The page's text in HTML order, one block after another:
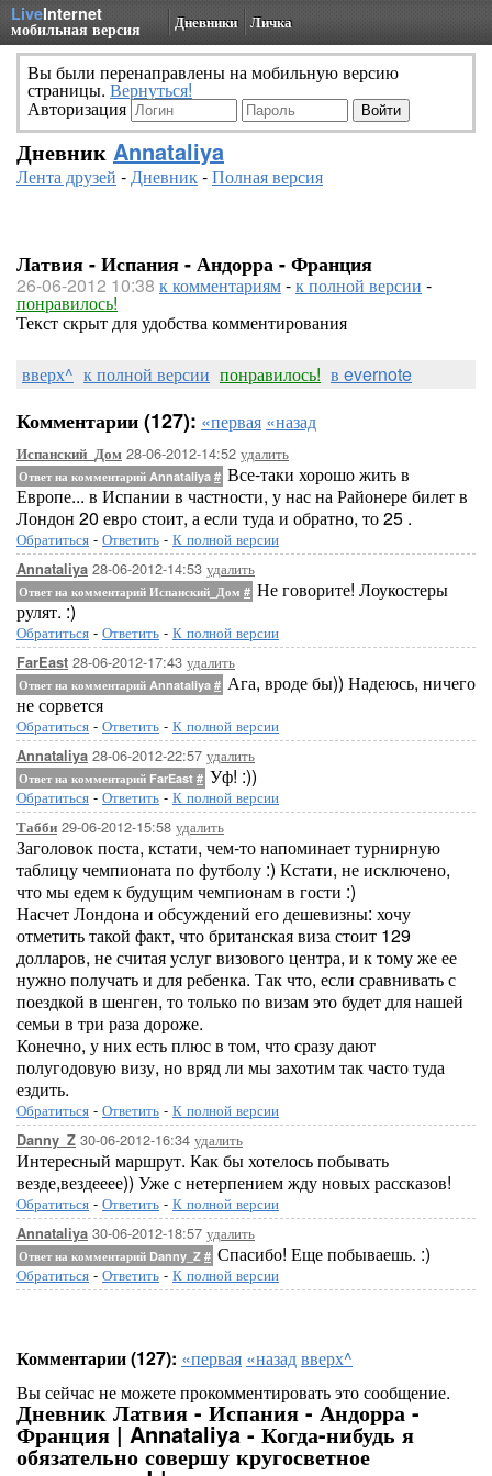
LiveInternet
мобильная версия Дневники Личка
Вы были перенаправлены на мобильную версию
страницы. Вернуться!
Авторизация
Дневник Annataliya
Лента друзей -Дневник-Полная версия
Латвия - Испания - Андорра - Франция
26-06-2012 10:38 к комментариям-к полной версии -
понравилось!
Текст скрыт для удобства комментирования
вверх^ к полной версии понравилось! в evernote
Комментарии (127): «первая «назад
Испанский_Дом 28-06-2012-14:52 удалить
Ответ на комментарий Annataliya # Все-таки хорошо жить в
Европе... в Испании в частности, у нас на Районере билет в
Лондон 20 евро стоит, а если туда и обратно, то 25 .
Обратиться - Ответить - К полной версии
Annataliya 28-06-2012-14:53 удалить
Ответ на комментарий Испанский_Дом # Не говорите! Лоукостеры
рулят. :)
Обратиться - Ответить - К полной версии
FarEast 28-06-2012-17:43 удалить
Ответ на комментарий Annataliya # Ага, вроде бы)) Надеюсь, ничего
не сорвется
Обратиться - Ответить - К полной версии
Annataliya 28-06-2012-22:57 удалить
Ответ на комментарий FarEast # Уф! :))
Обратиться - Ответить - К полной версии
Табби 29-06-2012-15:58 удалить
Заголовок поста, кстати, чем-то напоминает турнирную
таблицу чемпионата по футболу :) Кстати, не исключено,
что мы едем к будущим чемпионам в гости :)
Насчет Лондона и обсуждений его дешевизны: хочу
отметить такой факт, что британская виза стоит 129
долларов, не считая услуг визового центра, и к тому же ее
нужно получать и для ребенка. Так что, если сравнивать с
поездкой в шенген, то только по визам это будет для нашей
семьи в три раза дороже.
Конечно, у них есть плюс в том, что сразу дают
полугодовую визу, но вряд ли мы захотим так часто туда
ездить.
Обратиться - Ответить - К полной версии
Danny_Z 30-06-2012-16:34 удалить
Интересный маршрут. Как бы хотелось побывать
везде,вездееее)) Уже с нетерпением жду новых рассказов!
Обратиться - Ответить - К полной версии
Annataliya 30-06-2012-18:57 удалить
Ответ на комментарий Danny_Z # Спасибо! Еще побываешь. :)
Обратиться - Ответить - К полной версии
Комментарии (127): «первая «назадвверх^
Вы сейчас не можете прокомментировать это сообщение.
Дневник Латвия - Испания - Андорра -
Франция | Annataliya - Когда-нибудь я
обязательно совершу кругосветное